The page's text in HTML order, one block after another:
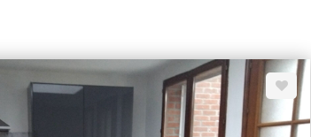
à prévoir Possibilité de faire une chambre
MDT : 3000 DPE : D. Le prix de vente est
les honoraires d'agence étant intégralement à la